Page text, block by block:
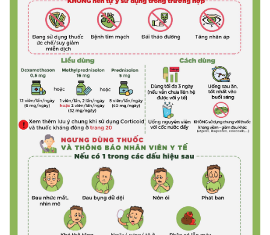
Giám đốc Trung tâm Truyền thông Khoa học và Công nghệ.
Liên hệ
Địa chỉ: Ban Biên tập Cổng TTĐT - 18 Nguyễn Du, TP. Hà Nội
Điện thoại: 024 3936 9506
Email:stc@mst.gov.vn
©2026 Bản quyền thuộc Bộ Khoa Học và Công Nghệ
(Ghi rõ nguồn "https://mst.gov.vn" khi phát hành lại thông tin từ
website này)